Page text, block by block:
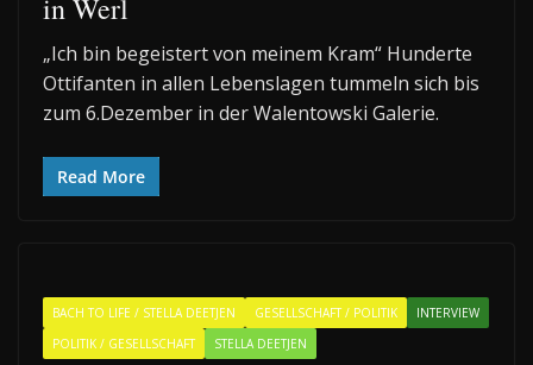
in Werl
„Ich bin begeistert von meinem Kram“ Hunderte
Ottifanten in allen Lebenslagen tummeln sich bis
zum 6.Dezember in der Walentowski Galerie.
Read More
BACH TO LIFE / STELLA DEETJEN GESELLSCHAFT / POLITIK
INTERVIEW
POLITIK / GESELLSCHAFT
STELLA DEETJEN